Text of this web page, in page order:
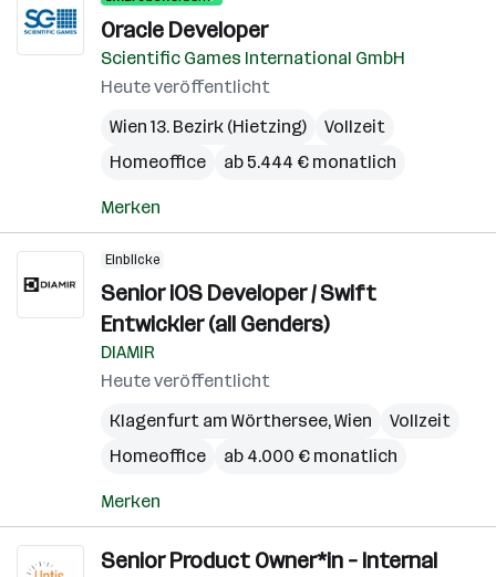
Oracle Developer
Scientific Games International GmbH
Heute veröffentlicht
Wien 13. Bezirk (Hietzing)
Vollzeit
Homeoffice
ab 5.444 € monatlich
Merken
Einblicke
Senior iOS Developer / Swift
Entwickler (all Genders)
DIAMIR
Heute veröffentlicht
Klagenfurt am Wörthersee,Wien
Vollzeit
Homeoffice
ab 4.000 € monatlich
Merken
Senior Product Owner*in – Internal